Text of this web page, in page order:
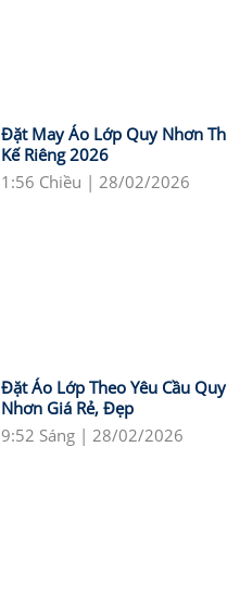
Đặt May Áo Lớp Quy Nhơn
Kế Riêng 2026
1:56 Chiều | 28/02/2026
Đặt Áo Lớp Theo Yêu Cầu Quy
Nhơn Giá Rẻ, Đẹp
9:52 Sáng | 28/02/2026